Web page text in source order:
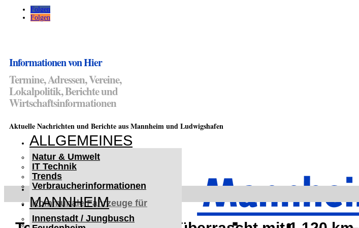
Folgen
Folgen
Informationen von Hier
Termine, Adressen, Vereine,
Lokalpolitik, Berichte und
Wirtschaftsinformationen
Aktuelle Nachrichten und Berichte aus Mannheim und Ludwigshafen
ALLGEMEINES
Natur & Umwelt
IT Technik
Trends
Verbraucherinformationen
MANNHEIM
Innenstadt / Jungbusch
< UKRAINE >
Kommunale Fahrzeuge für
Czernowitz
Nutzfahrzeuge für Czernowitz